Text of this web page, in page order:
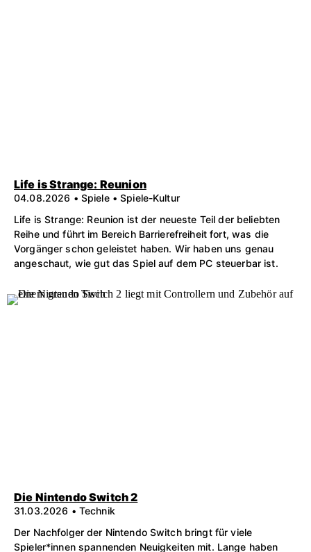
Life is Strange: Reunion
04.08.2026 • Spiele • Spiele-Kultur
Life is Strange: Reunion ist der neueste Teil der beliebten
Reihe und führt im Bereich Barrierefreiheit fort, was die
Vorgänger schon geleistet haben. Wir haben uns genau
angeschaut, wie gut das Spiel auf dem PC steuerbar ist.
Die Nintendo Switch 2
31.03.2026 • Technik
Der Nachfolger der Nintendo Switch bringt für viele
Spieler*innen spannenden Neuigkeiten mit. Lange haben